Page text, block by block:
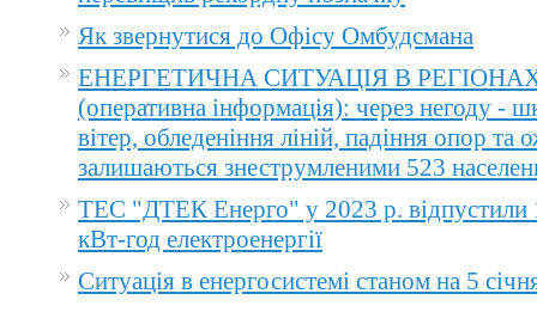
Як звернутися до Офісу Омбудсмана
ЕНЕРГЕТИЧНА СИТУАЦІЯ В
(оперативна інформація): через негоду -
вітер, обледеніння ліній, падіння опор та
залишаються знеструмленими 523
ТЕС "ДТЕК Енерго" у 2023 р. відпустили
кВт-год електроенергії
Ситуація в енергосистемі станом на 5